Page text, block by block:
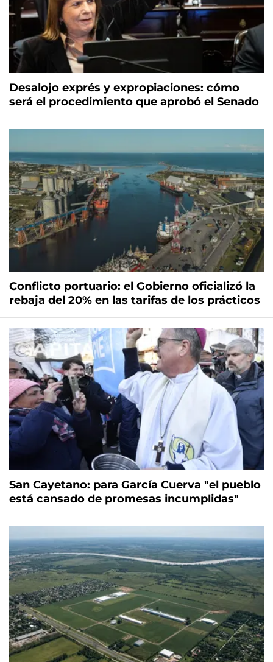
Desalojo exprés y expropiaciones: cómo
será el procedimiento que aprobó el Senado
Conflicto portuario: el Gobierno oficializó la
rebaja del 20% en las tarifas de los prácticos
San Cayetano: para García Cuerva "el pueblo
está cansado de promesas incumplidas"